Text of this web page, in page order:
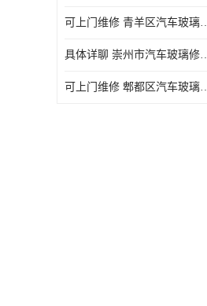
可上门维修 青羊
具体详聊 崇州市
可上门维修 郫都